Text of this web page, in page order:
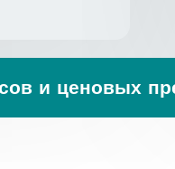
и ценовых